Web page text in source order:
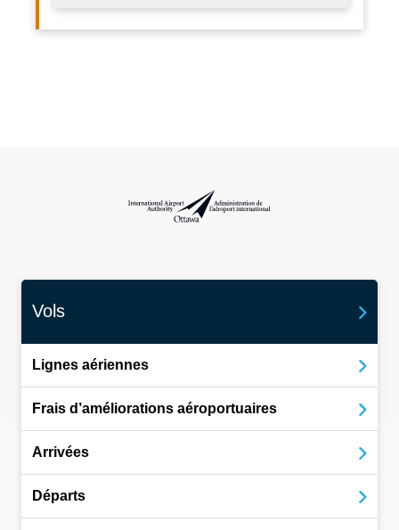
Administration de l’aéroport international
Vols
Lignes aériennes
Frais d’améliorations aéroportuaires
Arrivées
Départs